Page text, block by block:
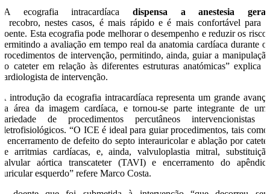
“A ecografia intracardíaca dispensa a anestesia geral
o recobro, nestes casos, é mais rápido e é mais confortável para o
doente. Esta ecografia pode melhorar o desempenho e reduzir os riscos
permitindo a avaliação em tempo real da anatomia cardíaca durante os
procedimentos de intervenção, permitindo, ainda, guiar a manipulação
do cateter em relação às diferentes estruturas anatómicas” explica o
cardiologista de intervenção.
A introdução da ecografia intracardíaca representa um grande avanço
na área da imagem cardíaca, e tornou-se parte integrante de uma
variedade de procedimentos percutâneos intervencionistas e
eletrofisiológicos. “O ICE é ideal para guiar procedimentos, tais como,
o encerramento de defeito do septo interauricolar e ablação por cateter
de arritmias cardíacas, e, ainda, valvuloplastia mitral, substituição
valvular aórtica transcateter (TAVI) e encerramento do apêndice
auricular esquerdo” refere Marco Costa.